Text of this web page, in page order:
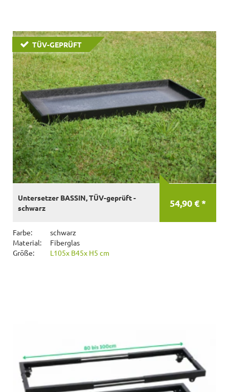
TÜV-GEPRÜFT
54,90 € *
Untersetzer BASSIN, TÜV-geprüft -
schwarz
Farbe:
schwarz
Material:
Fiberglas
Größe:
L105x B45x H5 cm